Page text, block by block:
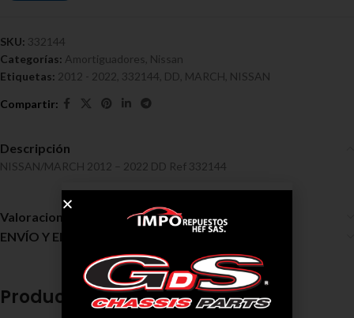
SKU: 332144
Categorías: Amortiguadores Nissan
Etiquetas: 2012 - 2022 332144 DD MARCH NISSAN
Descripción
NISSAN/MARCH 2012 – 2022 DD Ref 332144
Valoraciones (0)
ENVÍO Y ENTREGA
Productos relacionados